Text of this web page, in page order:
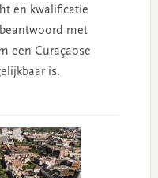
en kwalificatie
met
een Curaçaose
is.